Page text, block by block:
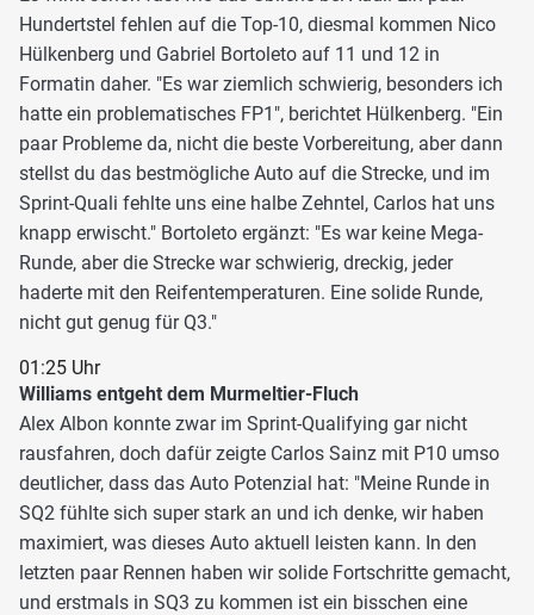
Hundertstel fehlen auf die Top-10, diesmal kommen Nico
Hülkenberg und Gabriel Bortoleto auf 11 und 12 in
Formatin daher. "Es war ziemlich schwierig, besonders ich
hatte ein problematisches FP1", berichtet Hülkenberg. "Ein
paar Probleme da, nicht die beste Vorbereitung, aber dann
stellst du das bestmögliche Auto auf die Strecke, und im
Sprint-Quali fehlte uns eine halbe Zehntel, Carlos hat uns
knapp erwischt." Bortoleto ergänzt: "Es war keine Mega-
Runde, aber die Strecke war schwierig, dreckig, jeder
haderte mit den Reifentemperaturen. Eine solide Runde,
nicht gut genug für Q3."
01:25 Uhr
Williams entgeht dem Murmeltier-Fluch
Alex Albon konnte zwar im Sprint-Qualifying gar nicht
rausfahren, doch dafür zeigte Carlos Sainz mit P10 umso
deutlicher, dass das Auto Potenzial hat: "Meine Runde in
SQ2 fühlte sich super stark an und ich denke, wir haben
maximiert, was dieses Auto aktuell leisten kann. In den
letzten paar Rennen haben wir solide Fortschritte gemacht,
und erstmals in SQ3 zu kommen ist ein bisschen eine